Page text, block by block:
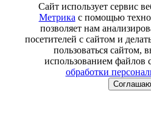
Сайт использует сервис
Метрика с помощью
позволяет нам
посетителей с сайтом и
пользоваться сайтом,
использованием файлов
обработки